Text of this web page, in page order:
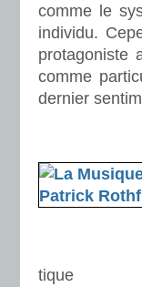
comme le
individu.
protagoniste
comme
dernier
tique